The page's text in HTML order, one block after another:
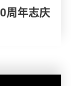
周年志庆